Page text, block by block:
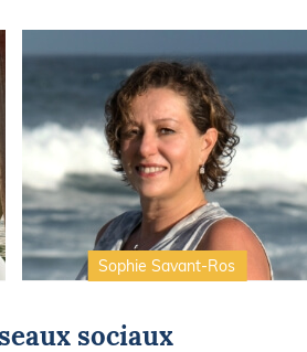
Sophie Savant-Ros
sociaux